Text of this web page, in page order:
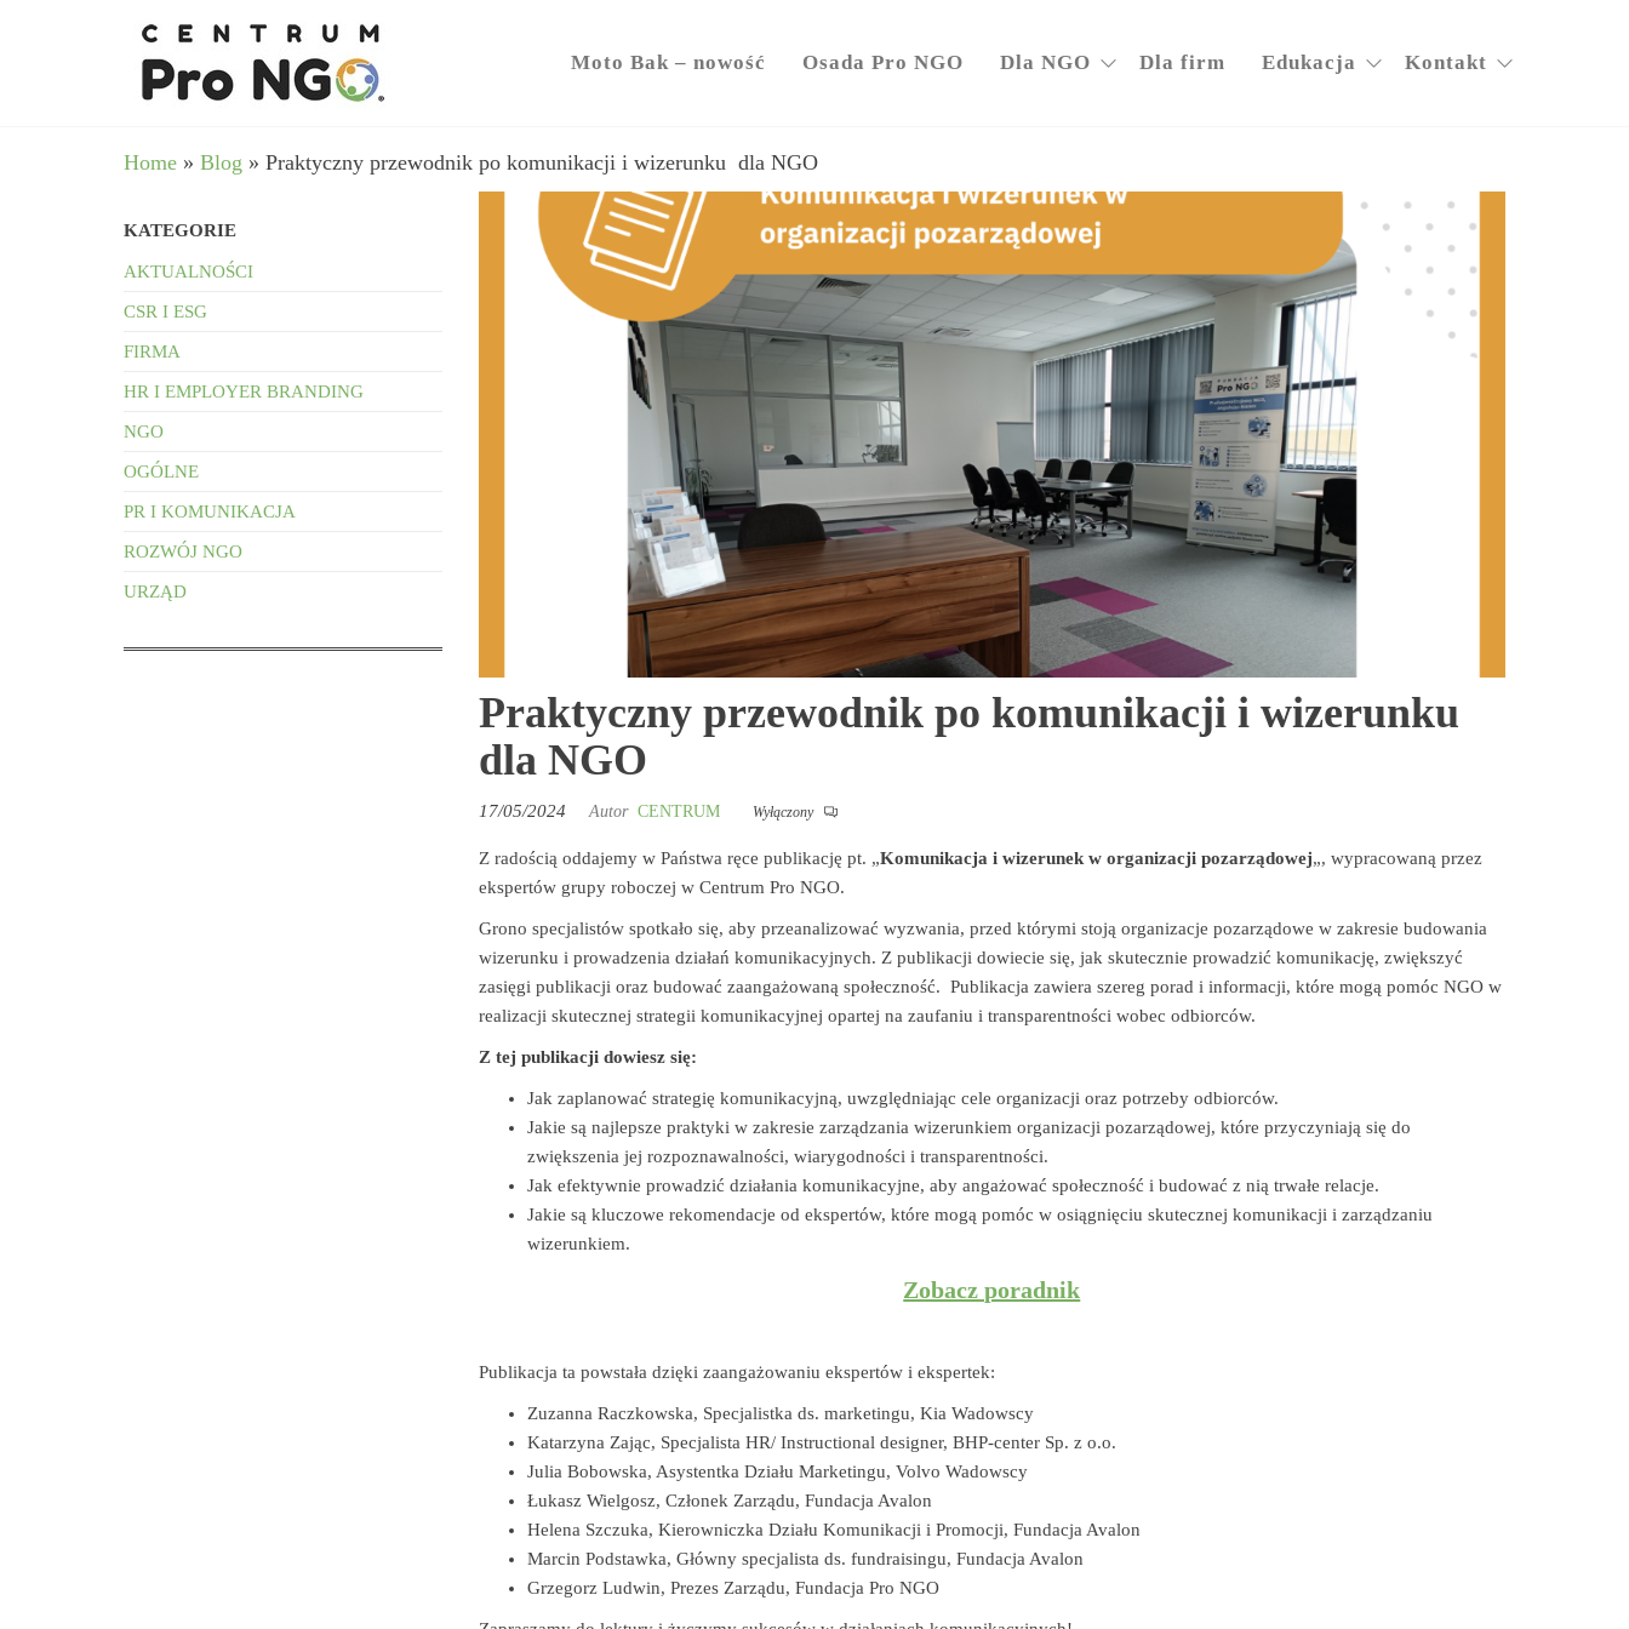
Moto Bak – nowość Osada Pro NGO Dla NGO Dla firm Edukacja Kontakt
Home » Blog » Praktyczny przewodnik po komunikacji i wizerunku dla NGO
Praktyczny przewodnik po komunikacji i wizerunku
dla NGO
17/05/2024 Autor CENTRUM Wyłączony
Z radością oddajemy w Państwa ręce publikację pt. „Komunikacja i wizerunek w organizacji pozarządowej„, wypracowaną przez
ekspertów grupy roboczej w Centrum Pro NGO.
Grono specjalistów spotkało się, aby przeanalizować wyzwania, przed którymi stoją organizacje pozarządowe w zakresie budowania
wizerunku i prowadzenia działań komunikacyjnych. Z publikacji dowiecie się, jak skutecznie prowadzić komunikację, zwiększyć
zasięgi publikacji oraz budować zaangażowaną społeczność. Publikacja zawiera szereg porad i informacji, które mogą pomóc NGO w
realizacji skutecznej strategii komunikacyjnej opartej na zaufaniu i transparentności wobec odbiorców.
Z tej publikacji dowiesz się:
Jak zaplanować strategię komunikacyjną, uwzględniając cele organizacji oraz potrzeby odbiorców.
Jakie są najlepsze praktyki w zakresie zarządzania wizerunkiem organizacji pozarządowej, które przyczyniają się do
zwiększenia jej rozpoznawalności, wiarygodności i transparentności.
Jak efektywnie prowadzić działania komunikacyjne, aby angażować społeczność i budować z nią trwałe relacje.
Jakie są kluczowe rekomendacje od ekspertów, które mogą pomóc w osiągnięciu skutecznej komunikacji i zarządzaniu
wizerunkiem.
Zobacz poradnik
Publikacja ta powstała dzięki zaangażowaniu ekspertów i ekspertek:
Zuzanna Raczkowska, Specjalistka ds. marketingu, Kia Wadowscy
Katarzyna Zając, Specjalista HR/ Instructional designer, BHP-center Sp. z o.o.
Julia Bobowska, Asystentka Działu Marketingu, Volvo Wadowscy
Łukasz Wielgosz, Członek Zarządu, Fundacja Avalon
Helena Szczuka, Kierowniczka Działu Komunikacji i Promocji, Fundacja Avalon
Marcin Podstawka, Główny specjalista ds. fundraisingu, Fundacja Avalon
Grzegorz Ludwin, Prezes Zarządu, Fundacja Pro NGO
KATEGORIE
AKTUALNOŚCI
CSR I ESG
FIRMA
HR I EMPLOYER BRANDING
NGO
OGÓLNE
PR I KOMUNIKACJA
ROZWÓJ NGO
URZĄD